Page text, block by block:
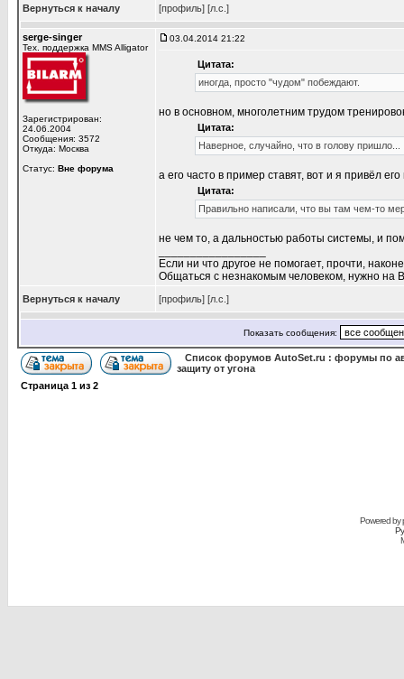
Вернуться к началу [профиль] [л.с.]
serge-singer
Тех. поддержка MMS Alligator
Зарегистрирован:
24.06.2004
Сообщения: 3572
Откуда: Москва
Статус: Вне форума
03.04.2014 21:22
Цитата:
иногда, просто "чудом" побеждают.
но в основном, многолетним трудом
Цитата:
Наверное, случайно, что в голову пришло...
а его часто в пример ставят, вот и я привёл
Цитата:
Правильно написали, что вы там чем-то
не чем то, а дальностью работы системы, и
Если ни что другое не помогает, прочти,
Общаться с незнакомым человеком, нужно на
Вернуться к началу [профиль] [л.с.]
Показать сообщения:
Список форумов AutoSet.ru : форумы по
защиту от угона
Страница 1 из 2
Powered by